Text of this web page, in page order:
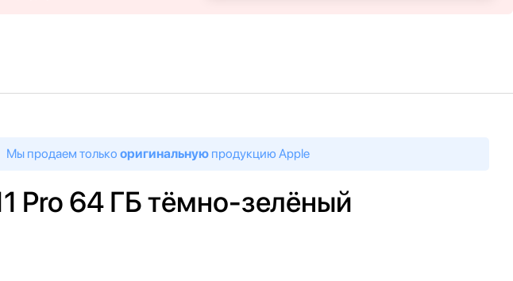
Мы продаем только оригинальную продукцию Apple
Pro 64 ГБ тёмно-зелёный